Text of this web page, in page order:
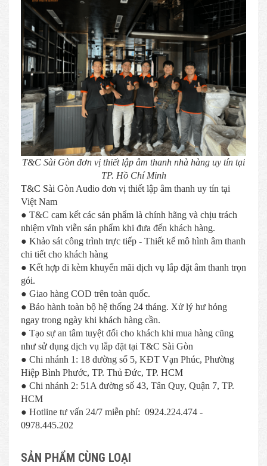
T&C Sài Gòn đơn vị thiết lập âm thanh nhà hàng uy tín tại
TP. Hồ Chí Minh
T&C Sài Gòn Audio đơn vị thiết lập âm thanh uy tín tại
Việt Nam
● T&C cam kết các sản phẩm là chính hãng và chịu trách
nhiệm vĩnh viễn sản phẩm khi đưa đến khách hàng.
● Khảo sát công trình trực tiếp - Thiết kế mô hình âm thanh
chi tiết cho khách hàng
● Kết hợp đi kèm khuyến mãi dịch vụ lắp đặt âm thanh trọn
gói.
● Giao hàng COD trên toàn quốc.
● Bảo hành toàn bộ hệ thống 24 tháng. Xử lý hư hỏng
ngay trong ngày khi khách hàng cần.
● Tạo sự an tâm tuyệt đối cho khách khi mua hàng cũng
như sử dụng dịch vụ lắp đặt tại T&C Sài Gòn
● Chi nhánh 1: 18 đường số 5, KĐT Vạn Phúc, Phường
Hiệp Bình Phước, TP. Thủ Đức, TP. HCM
● Chi nhánh 2: 51A đường số 43, Tân Quy, Quận 7, TP.
HCM
● Hotline tư vấn 24/7 miễn phí: 0924.224.474 -
0978.445.202
SẢN PHẨM CÙNG LOẠI